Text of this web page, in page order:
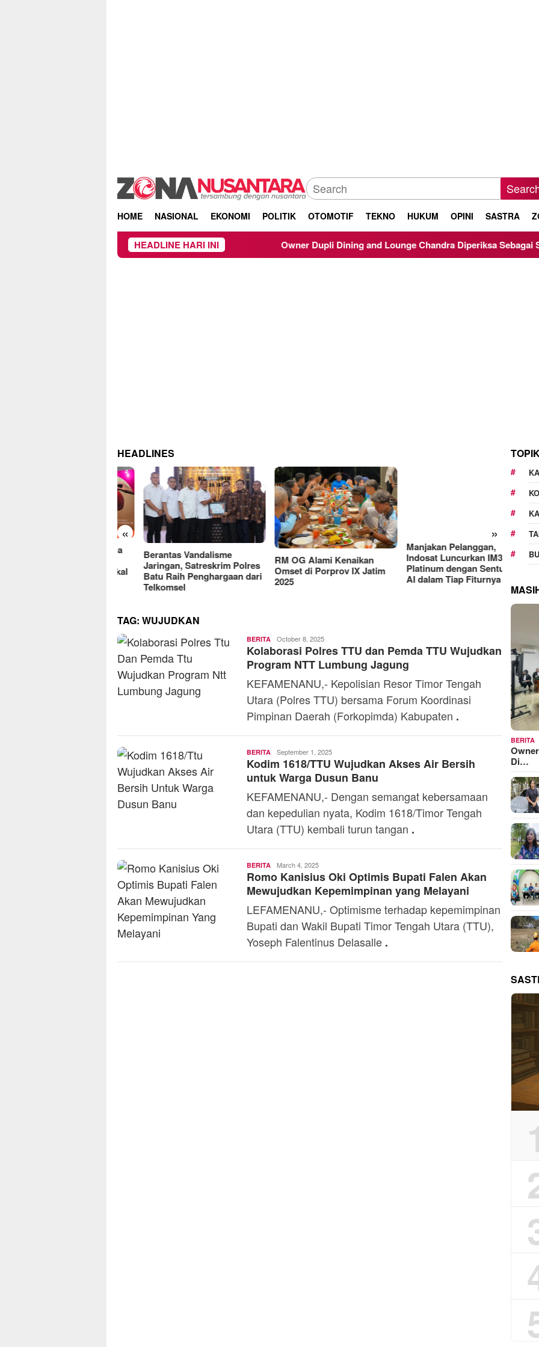
HOME NASIONAL EKONOMI POLITIK OTOMOTIF TEKNO HUKUM OPINI SASTRA
HEADLINE HARI INI Owner Dupli Dining and Lounge Chandra Diperiksa Sebagai Saksi
HEADLINES
« »
Berantas Vandalisme
Jaringan, Satreskrim Polres
Batu Raih Penghargaan dari
Telkomsel
RM OG Alami Kenaikan
Omset di Porprov IX Jatim
2025
Manjakan Pelanggan,
Indosat Luncurkan IM3
Platinum dengan Sentuhan
AI dalam Tiap Fiturnya
RAT
TAG: WUJUDKAN
BERITA Ali
Kaba
October 8, 2025
Kolaborasi Polres TTU dan Pemda TTU Wujudkan
Program NTT Lumbung Jagung
KEFAMENANU,- Kepolisian Resor Timor Tengah
Utara (Polres TTU) bersama Forum Koordinasi
Pimpinan Daerah (Forkopimda) Kabupaten .
BERITA Ali
Kaba
September 1, 2025
Kodim 1618/TTU Wujudkan Akses Air Bersih
untuk Warga Dusun Banu
KEFAMENANU,- Dengan semangat kebersamaan
dan kepedulian nyata, Kodim 1618/Timor Tengah
Utara (TTU) kembali turun tangan .
BERITA Ali
Kaba
March 4, 2025
Romo Kanisius Oki Optimis Bupati Falen Akan
Mewujudkan Kepemimpinan yang Melayani
LEFAMENANU,- Optimisme terhadap kepemimpinan
Bupati dan Wakil Bupati Timor Tengah Utara (TTU),
Yoseph Falentinus Delasalle .
BERITA
Di…